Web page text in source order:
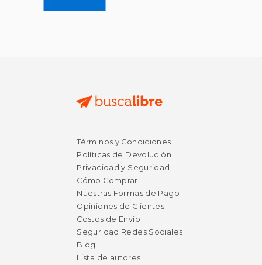
dcto.
Términos y Condiciones
Políticas de Devolución
Privacidad y Seguridad
Cómo Comprar
Nuestras Formas de Pago
Opiniones de Clientes
Costos de Envío
Seguridad Redes Sociales
Blog
Lista de autores